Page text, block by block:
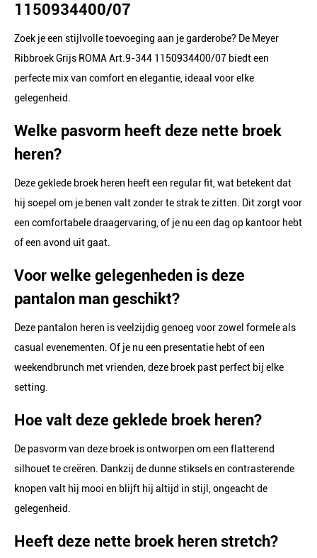
1150934400/07
Zoek je een stijlvolle toevoeging aan je garderobe? De Meyer
Ribbroek Grijs ROMA Art.9-344 1150934400/07 biedt een
perfecte mix van comfort en elegantie, ideaal voor elke
gelegenheid.
Welke pasvorm heeft deze nette broek
heren?
Deze geklede broek heren heeft een regular fit, wat betekent dat
hij soepel om je benen valt zonder te strak te zitten. Dit zorgt voor
een comfortabele draagervaring, of je nu een dag op kantoor hebt
of een avond uit gaat.
Voor welke gelegenheden is deze
pantalon man geschikt?
Deze pantalon heren is veelzijdig genoeg voor zowel formele als
casual evenementen. Of je nu een presentatie hebt of een
weekendbrunch met vrienden, deze broek past perfect bij elke
setting.
Hoe valt deze geklede broek heren?
De pasvorm van deze broek is ontworpen om een flatterend
silhouet te creëren. Dankzij de dunne stiksels en contrasterende
knopen valt hij mooi en blijft hij altijd in stijl, ongeacht de
gelegenheid.
Heeft deze nette broek heren stretch?